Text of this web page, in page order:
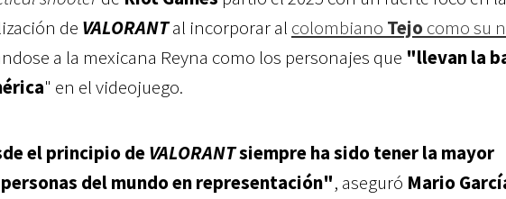
de VALORANTal incorporar al colombiano Tejocomo su
a la mexicana Reyna como los personajes que "llevan la
" en el videojuego.
el principio deVALORANTsiempre ha sido tener la mayor
del mundo en representación", aseguró Mario